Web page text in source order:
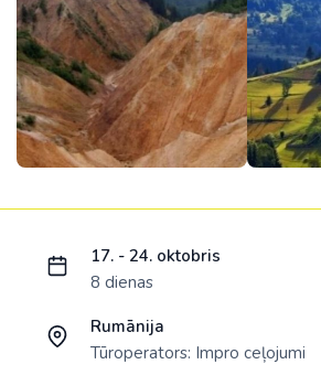
17. - 24. oktobris
8 dienas
Rumānija
Tūroperators: Impro ceļojumi